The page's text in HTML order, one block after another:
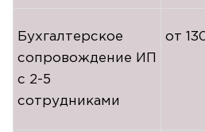
Бухгалтерское
сопровождение ИП
с 2-5
сотрудниками
от